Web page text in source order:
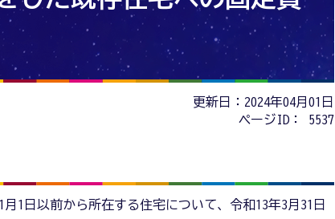
更新日：2024年04月01日
ページID：
5537
1日以前から所在する住宅について、令和13年3月31日